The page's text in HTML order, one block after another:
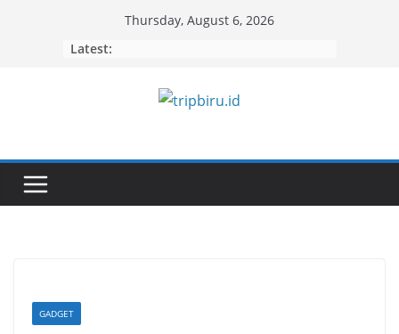
Thursday, August 6, 2026
Latest:
GADGET